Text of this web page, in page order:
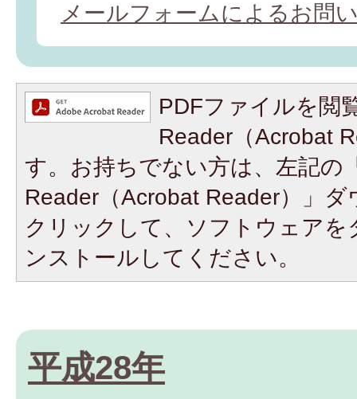
メールフォームによるお問
PDFファイルを閲
Reader（Acrobat
す。お持ちでない方は、左記の
Reader（Acrobat Reader）」
クリックして、ソフトウェア
ンストールしてください。
平成28年